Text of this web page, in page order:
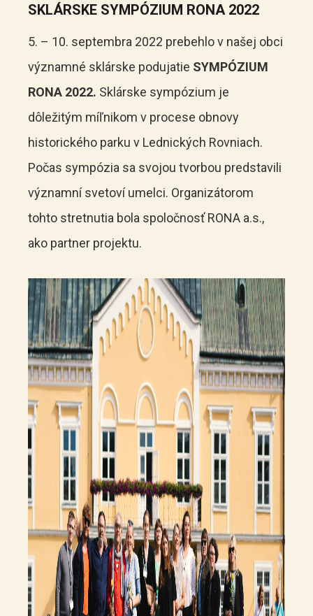
SKLÁRSKE SYMPÓZIUM RONA 2022
5. – 10. septembra 2022 prebehlo v našej obci
významné sklárske podujatie SYMPÓZIUM
RONA 2022. Sklárske sympózium je
dôležitým míľnikom v procese obnovy
historického parku v Lednických Rovniach.
Počas sympózia sa svojou tvorbou predstavili
významní svetoví umelci. Organizátorom
tohto stretnutia bola spoločnosť RONA a.s.,
ako partner projektu.